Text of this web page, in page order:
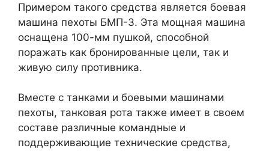
Примером такого средства является боевая
машина пехоты БМП-3. Эта мощная машина
оснащена 100-мм пушкой, способной
поражать как бронированные цели, так и
живую силу противника.
Вместе с танками и боевыми машинами
пехоты, танковая рота также имеет в своем
составе различные командные и
поддерживающие технические средства,